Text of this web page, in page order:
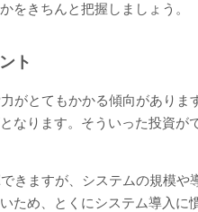
をきちんと把握しましょう。
ト
がとてもかかる傾向がありま
なります。そういった投資が
きますが、システムの規模や
ため、とくにシステム導入に